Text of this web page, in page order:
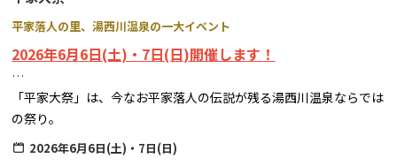
平家落人の里、湯西川温泉の一大イベント
2026年6月6日(土)・7日(日)開催します！
「平家大祭」は、今なお平家落人の伝説が残る湯西川温泉ならでは
の祭り。
琵琶演奏や雅楽など、平家に関する催しが繰り広げられ、いにしえ
の栄華がよみがえります。
2026年6月6日(土)・7日(日)